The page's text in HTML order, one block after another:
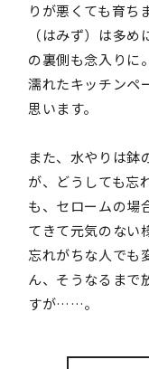
りが悪くても育ち
（はみず）は多
の裏側も念入りに
濡れたキッチンペ
思います。
また、水やりは鉢
が、どうしても忘
も、セロームの場
てきて元気のない
忘れがちな人でも
ん、そうなるまで
すが……。